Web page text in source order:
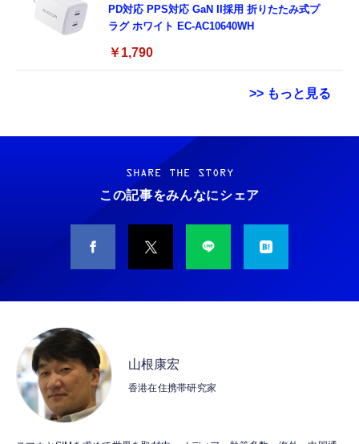
PD対応 PPS対応 GaN II採用 折りたたみ式プ
ラグ ホワイト EC-AC10640WH
￥1,790
>> もっと見る
エレコム 充電器 Type-C USB-C 20W USB PD
対応 ケーブル一体型 1.5m PSE認証品 GaN採
用 折りたたみ式プラグ しろちゃん 【
iPhone16 15 等対応】 EC-AC6920WF
￥1,058
エレコム 充電器 Type-C USB-C 20W USB PD
対応 1ポート PSE認証品 GaN採用 折りたた
￥790
USB PD対応 PPS対応 GaN II採用 折りたた
み式プラグ ホワイト EC-AC11045WH
用 Garmin FORERUNNER 70 / 170 / 170
Music ガラスフィルム 保護フィルム 【3枚セ
ット 国産旭硝子素材】 用 ガーミン
FORERUNNER 70/170/170 Music フィルム
液晶 保護フィルム 耐衝撃 全面保護 自動吸着
気泡なし 簡単貼り付け ( 対応 Forerunner
170 Music フィルム )
￥698
GARMIN(ガーミン) Venu 3 Black/Slate
AMOLEDディスプレイ搭載 美麗液晶スマート
￥47,691
調光レンズ IPX4防水シャイニーブラック / グ
リーン 50mm 0RW4012
スマホ望遠レンズ 単眼鏡【アップグレード
版】 25倍高倍率 90g軽量 明るくクリアな視
界 耐久性と のある金属ボディ 安定感のある
三脚付き レンズクリップ付き
ト スポーツ観戦 バードウォッチング 旅行
￥3,579
HDMIミラーキャスト【2026年・高性能チッ
プ搭載】4K/1080P対応 スマホ画面をテレビ
￥2,088
Android TV 14.0搭載 HiFiスピーカー内蔵 天
井 静音 0.5M短距離投影 WiFi6 Bluetooth5.4
350"大画面 自動台形補正 ホームシアター
SHARE THE STORY
この記事をみんなにシェア
山根康宏
香港在住携帯研究家